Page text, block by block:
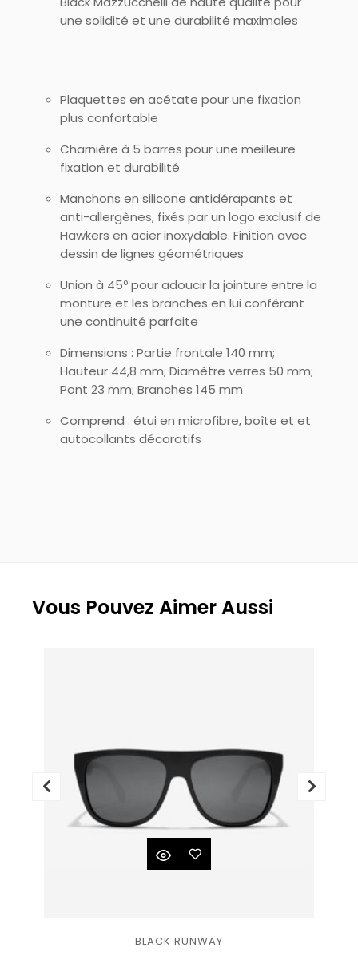
une solidité et une durabilité maximales
Plaquettes en acétate pour une fixation
plus confortable
Charnière à 5 barres pour une meilleure
fixation et durabilité
Manchons en silicone antidérapants et
anti-allergènes, fixés par un logo exclusif de
Hawkers en acier inoxydable. Finition avec
dessin de lignes géométriques
Union à 45º pour adoucir la jointure entre la
monture et les branches en lui conférant
une continuité parfaite
Dimensions : Partie frontale 140 mm;
Hauteur 44,8 mm; Diamètre verres 50 mm;
Pont 23 mm; Branches 145 mm
Comprend : étui en microfibre, boîte et et
autocollants décoratifs
Vous Pouvez Aimer Aussi
BLACK RUNWAY
à la